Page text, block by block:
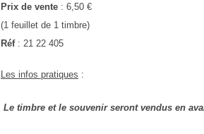
Prix de vente : 6,50 €
(1 feuillet de 1 timbre)
Réf : 21 22 405
Les infos pratiques :
Le timbre et le souvenir seront vendus en